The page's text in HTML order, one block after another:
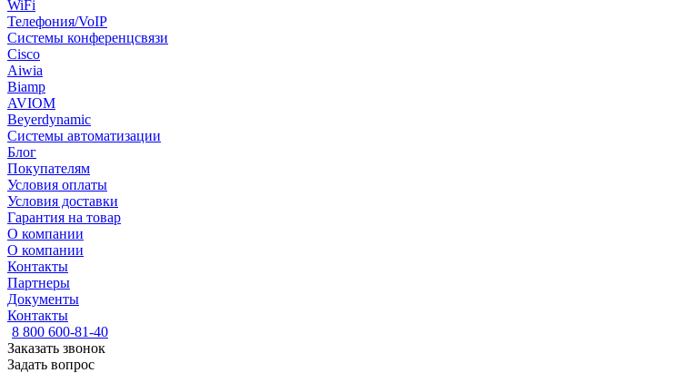
WiFi
Телефония/VoIP
Системы конференцсвязи
Cisco
Aiwia
Biamp
AVIOM
Beyerdynamic
Системы автоматизации
Блог
Покупателям
Условия оплаты
Условия доставки
Гарантия на товар
О компании
О компании
Контакты
Партнеры
Документы
Контакты
8 800 600-81-40
Заказать звонок
Задать вопрос